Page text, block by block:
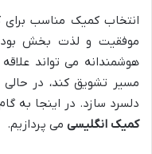
انتخاب کمیک مناسب برای
موفقیت و لذت بخش
هوشمندانه می تواند
مسیر تشویق کند، در
دلسرد سازد. در اینجا به
کمیک انگلیسی می پردازیم.